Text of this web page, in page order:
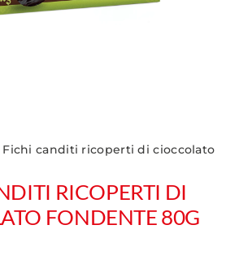
Fichi canditi ricoperti di cioccolato
RICOPERTI DI
FONDENTE 80G